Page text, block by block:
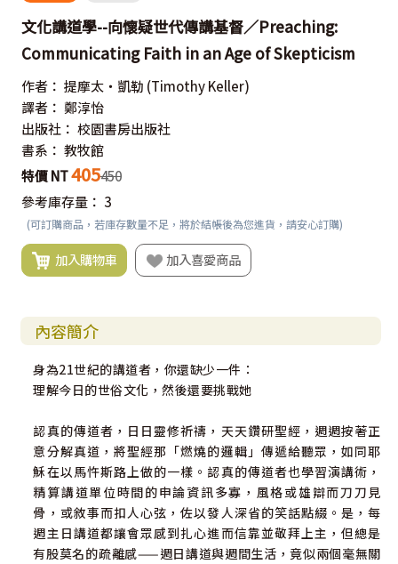
文化講道學--向懷疑世代傳講基督／Preaching:
Communicating Faith in an Age of Skepticism
作者： 提摩太‧凱勒 (Timothy Keller)
譯者： 鄭淳怡
出版社： 校園書房出版社
書系： 教牧館
特價 NT405450
參考庫存量： 3
(可訂購商品，若庫存數量不足，將於結帳後為您進貨，請安心訂購)
加入購物車 加入喜愛商品
內容簡介
身為21世紀的講道者，你還缺少一件：
理解今日的世俗文化，然後還要挑戰她
認真的傳道者，日日靈修祈禱，天天鑽研聖經，週週按著正
意分解真道，將聖經那「燃燒的邏輯」傳遞給聽眾，如同耶
穌在以馬忤斯路上做的一樣。認真的傳道者也學習演講術，
精算講道單位時間的申論資訊多寡，風格或雄辯而刀刀見
骨，或敘事而扣人心弦，佐以發人深省的笑話點綴。是，每
週主日講道都讓會眾感到扎心進而信靠並敬拜上主，但總是
有股莫名的疏離感——週日講道與週間生活，竟似兩個毫無關